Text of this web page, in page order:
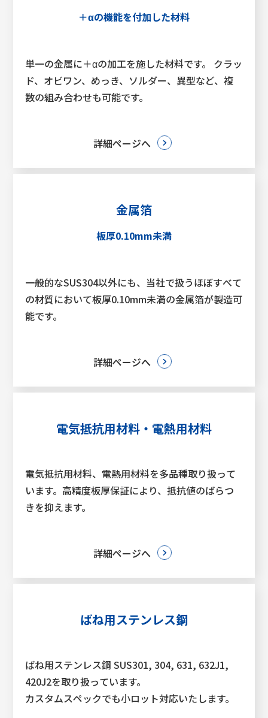
＋αの機能を付加した材料
単一の金属に＋αの加工を施した材料です。 クラッ
ド、オビワン、めっき、ソルダー、異型など、複
数の組み合わせも可能です。
詳細ページへ
金属箔
板厚0.10mm未満
一般的なSUS304以外にも、当社で扱うほぼすべて
の材質において板厚0.10mm未満の金属箔が製造可
能です。
詳細ページへ
電気抵抗用材料・電熱用材料
電気抵抗用材料、電熱用材料を多品種取り扱って
います。高精度板厚保証により、抵抗値のばらつ
きを抑えます。
詳細ページへ
ばね用ステンレス鋼
ばね用ステンレス鋼 SUS301, 304, 631, 632J1,
420J2を取り扱っています。
カスタムスペックでも小ロット対応いたします。